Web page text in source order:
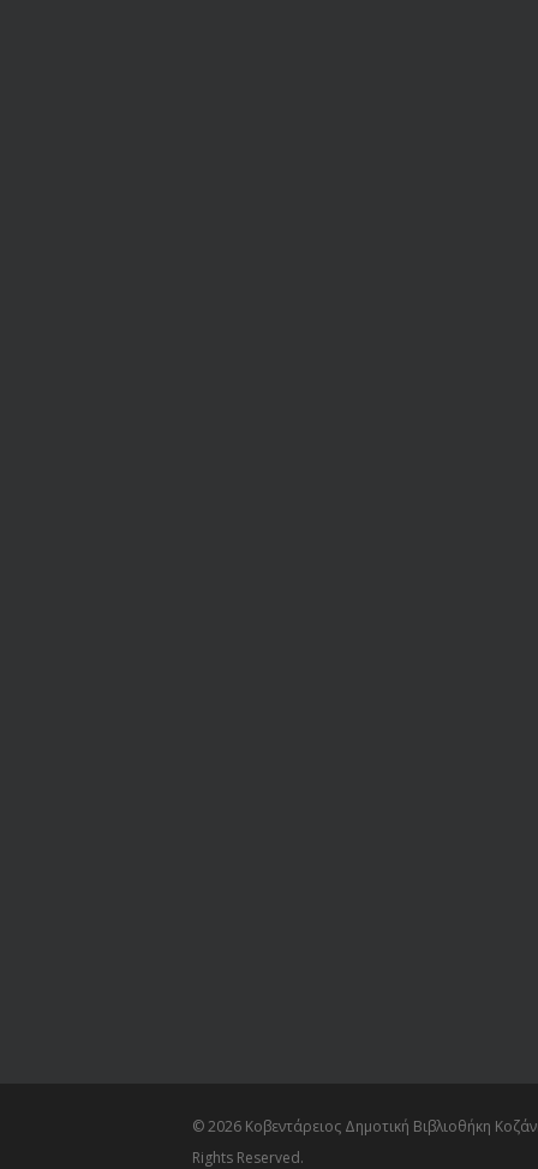
© 2026 Κοβεντάρειος Δημοτική Βιβλιοθήκη
Rights Reserved.